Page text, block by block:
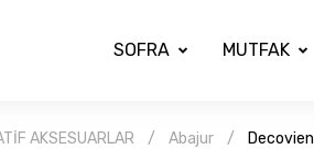
SOFRA MUTFAK
AKSESUARLAR Abajur